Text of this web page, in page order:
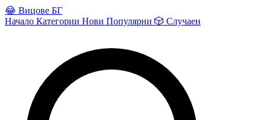
😂 Вицове БГ
Начало Категории Нови Популярни 🎲 Случаен